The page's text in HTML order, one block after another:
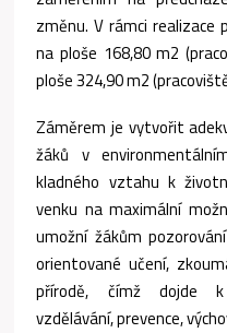
změnu. V rámci realizace
na ploše 168,80 m2
ploše 324,90 m2
Záměrem je vytvořit
žáků v
kladného vztahu k
venku na maximální
umožní žákům
orientované učení,
přírodě, čímž dojde k
vzdělávání, prevence,